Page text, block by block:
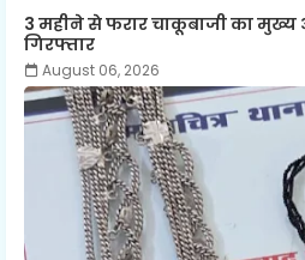
3 महीने से फरार चाकूबाजी का
गिरफ्तार
August 06, 2026